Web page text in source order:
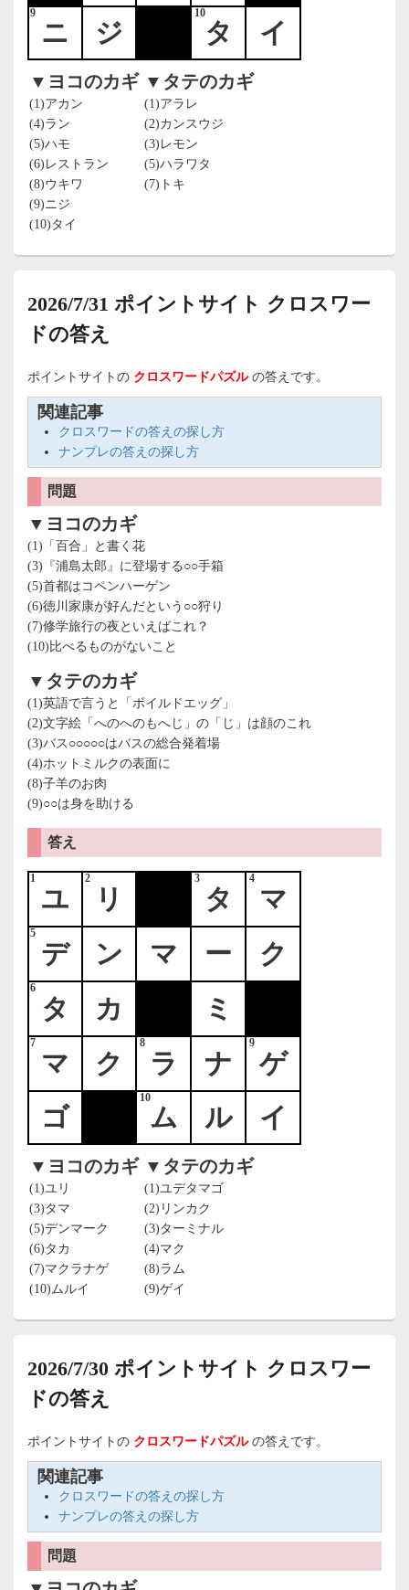
9 10
ニ
ジ タ イ
▼ヨコのカギ
(1)アカン
(4)ラン
(5)ハモ
(6)レストラン
(8)ウキワ
(9)ニジ
(10)タイ
▼タテのカギ
(1)アラレ
(2)カンスウジ
(3)レモン
(5)ハラワタ
(7)トキ
2026/7/31 ポイントサイト クロスワー
ドの答え
ポイントサイトの クロスワードパズルの答えです。
関連記事
クロスワードの答えの探し方
ナンプレの答えの探し方
問題
▼ヨコのカギ
(1)「百合」と書く花
(3)『浦島太郎』に登場する○○手箱
(5)首都はコペンハーゲン
(6)徳川家康が好んだという○○狩り
(7)修学旅行の夜といえばこれ？
(10)比べるものがないこと
▼タテのカギ
(1)英語で言うと「ボイルドエッグ」
(2)文字絵「へのへのもへじ」の「じ」は顔のこれ
(3)バス○○○○○はバスの総合発着場
(4)ホットミルクの表面に
(8)子羊のお肉
(9)○○は身を助ける
答え
1 2 3 4
5
6
7 8 9
10
ユ リ タ
マ
デ
ン マ ー
ク
タ
カ
ミ
マ
ク ラ ナ
ゲ
ゴ
ム ル イ
▼ヨコのカギ
(1)ユリ
(3)タマ
(5)デンマーク
(6)タカ
(7)マクラナゲ
(10)ムルイ
▼タテのカギ
(1)ユデタマゴ
(2)リンカク
(3)ターミナル
(4)マク
(8)ラム
(9)ゲイ
2026/7/30 ポイントサイト クロスワー
ドの答え
ポイントサイトの クロスワードパズルの答えです。
関連記事
クロスワードの答えの探し方
ナンプレの答えの探し方
問題